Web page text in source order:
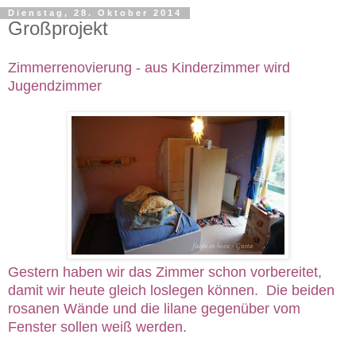
Dienstag, 28. Oktober 2014
Großprojekt
Zimmerrenovierung - aus Kinderzimmer wird
Jugendzimmer
Gestern haben wir das Zimmer schon vorbereitet,
damit wir heute gleich loslegen können. Die beiden
rosanen Wände und die lilane gegenüber vom
Fenster sollen weiß werden.